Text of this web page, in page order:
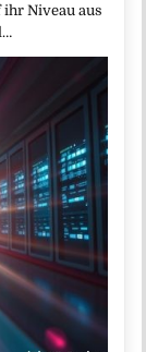
Niveau aus